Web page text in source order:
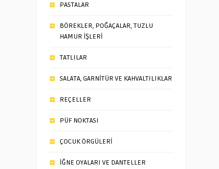
PASTALAR
BÖREKLER, POĞAÇALAR, TUZLU
HAMUR İŞLERİ
TATLILAR
SALATA, GARNİTÜR VE KAHVALTILIKLAR
REÇELLER
PÜF NOKTASI
ÇOCUK ÖRGÜLERİ
İĞNE OYALARI VE DANTELLER